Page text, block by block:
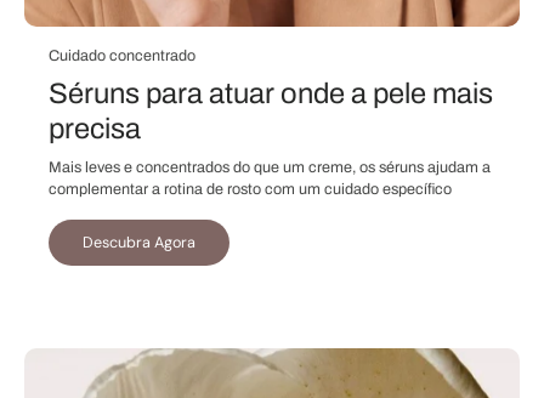
Cuidado concentrado
Séruns para atuar onde a pele mais
precisa
Mais leves e concentrados do que um creme, os séruns ajudam a
complementar a rotina de rosto com um cuidado específico
Descubra Agora